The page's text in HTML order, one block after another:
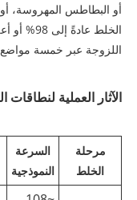
أو البطاطس المهروسة،
الخلط
اللزوجة عبر خمسة مواضع
الآثار العملية لنطاقات
مرحلة
الخلط
السرعة
النموذجية